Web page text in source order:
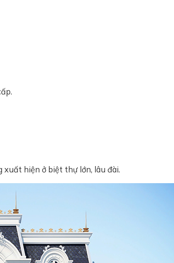
xuất hiện ở biệt thự lớn, lâu đài.